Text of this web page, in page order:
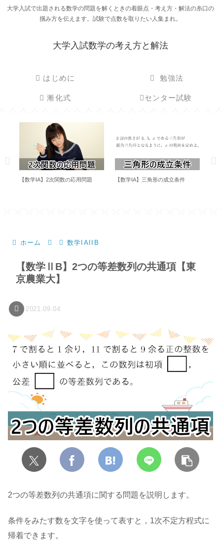
大学入試で出題される数学の問題を解くときの着眼点・考え方・解法の糸口の
掴み方を伝えます。試験で点数を取りたい人集まれ。
大学入試数学の考え方と解法
はじめに 勉強法
漸化式 センター試験
【数学IA】2次関数の応用問題 【数学IA】三角形の成立条件
ホーム 数学IAIIB
【数学ⅡB】2つの等差数列の共通項【東
京農業大】
2021.09.04
2つの等差数列の共通項に関する問題を説明します。
条件をみたす数を文字を使って表すと，1次不定方程式に
帰着できます。